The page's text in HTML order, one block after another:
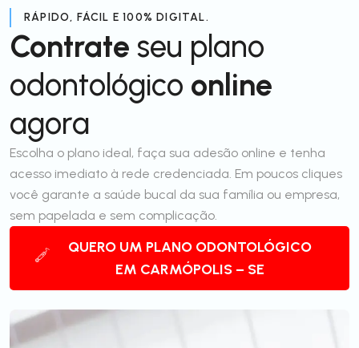
RÁPIDO, FÁCIL E 100% DIGITAL.
Contrate seu plano
odontológico online
agora
Escolha o plano ideal, faça sua adesão online e tenha
acesso imediato à rede credenciada. Em poucos cliques
você garante a saúde bucal da sua família ou empresa,
sem papelada e sem complicação.
QUERO UM PLANO ODONTOLÓGICO
EM CARMÓPOLIS – SE